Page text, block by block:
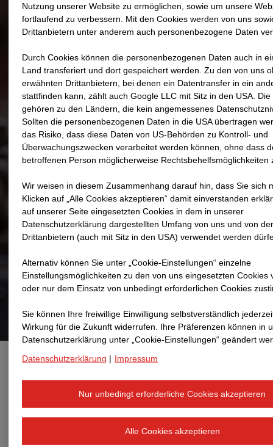
Grenzen. Hohe Auslastungen und veraltete Infrastruktur
und Verspätungen im Personen- und
Nutzung unserer Website zu ermöglichen, sowie um unsere
fortlaufend zu verbessern. Mit den Cookies werden von uns
Drittanbietern unter anderem auch personenbezogene Daten
Durch Cookies können die personenbezogenen Daten auch in
Land transferiert und dort gespeichert werden. Zu den von uns
erwähnten Drittanbietern, bei denen ein Datentransfer in ein
stattfinden kann, zählt auch Google LLC mit Sitz in den USA. Die
gehören zu den Ländern, die kein angemessenes
Sollten die personenbezogenen Daten in die USA übertragen
das Risiko, dass diese Daten von US-Behörden zu Kontroll- und
Überwachungszwecken verarbeitet werden können, ohne dass
betroffenen Person möglicherweise Rechtsbehelfsmöglichkeiten
Wir weisen in diesem Zusammenhang darauf hin, dass Sie sich
Klicken auf „Alle Cookies akzeptieren“ damit ein­ver­standen
auf unserer Seite eingesetzten Cookies in dem in unserer
Datenschutzerklärung dargestellten Umfang von uns und von
Drittanbietern (auch mit Sitz in den USA) verwendet werden
Alternativ können Sie unter „Cookie-Einstellungen“ einzelne
Einstellungsmöglichkeiten zu den von uns eingesetzten Cookies
oder nur dem Einsatz von unbedingt erforderlichen Cookies
Sie können Ihre freiwillige Einwilligung selbstverständlich
Wirkung für die Zukunft widerrufen. Ihre Prä­fe­renzen können in
Datenschutzerklärung unter „Cookie-Einstellungen“ geändert
Datenschutzerklärung | Impressum
Nur unbedingt erforderliche Cookies akzeptieren
Alle Cookies akzeptieren